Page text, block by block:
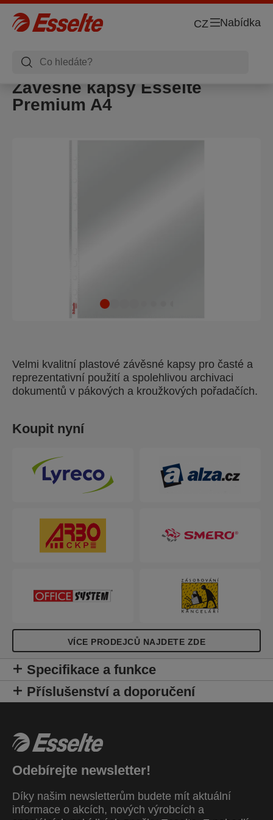
Nabídka
CZ
Závěsné kapsy Esselte
Premium A4
Velmi kvalitní plastové závěsné kapsy pro časté a
reprezentativní použití a spolehlivou archivaci
dokumentů v pákových a kroužkových pořadačích.
Koupit nyní
VÍCE PRODEJCŮ NAJDETE ZDE
Specifikace a funkce
Příslušenství a doporučení
Odebírejte newsletter!
Díky našim newsletterům budete mít aktuální
informace o akcích, nových výrobcích a